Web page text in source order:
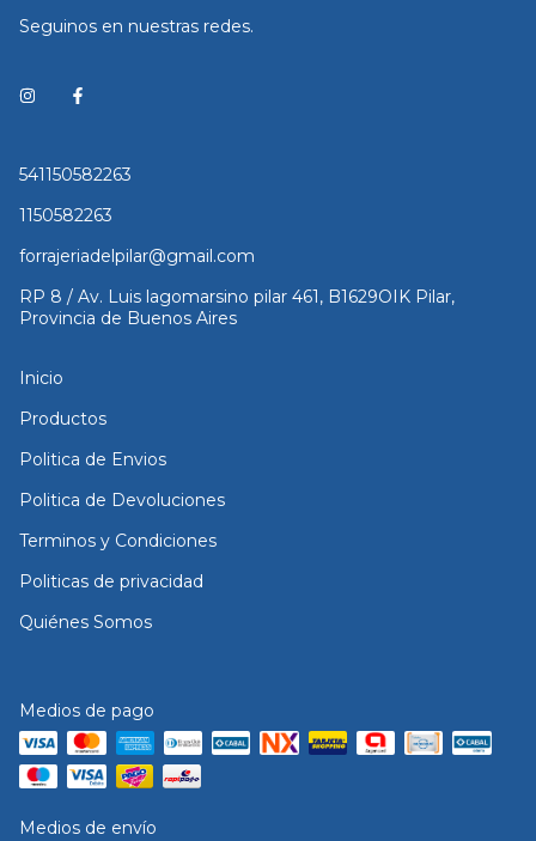
Seguinos en nuestras redes.
541150582263
1150582263
forrajeriadelpilar@gmail.com
RP 8 / Av. Luis lagomarsino pilar 461, B1629OIK Pilar,
Provincia de Buenos Aires
Inicio
Productos
Politica de Envios
Politica de Devoluciones
Terminos y Condiciones
Politicas de privacidad
Quiénes Somos
Medios de pago
Medios de envío